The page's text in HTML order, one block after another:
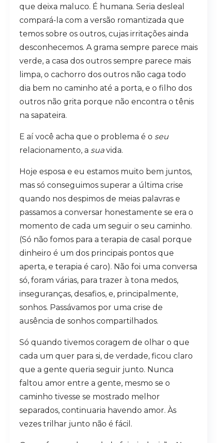
que deixa maluco. É humana. Seria desleal
compará-la com a versão romantizada que
temos sobre os outros, cujas irritações ainda
desconhecemos. A grama sempre parece mais
verde, a casa dos outros sempre parece mais
limpa, o cachorro dos outros não caga todo
dia bem no caminho até a porta, e o filho dos
outros não grita porque não encontra o tênis
na sapateira.
E aí você acha que o problema é o seu
relacionamento, a suavida.
Hoje esposa e eu estamos muito bem juntos,
mas só conseguimos superar a última crise
quando nos despimos de meias palavras e
passamos a conversar honestamente se era o
momento de cada um seguir o seu caminho.
(Só não fomos para a terapia de casal porque
dinheiro é um dos principais pontos que
aperta, e terapia é caro). Não foi uma conversa
só, foram várias, para trazer à tona medos,
inseguranças, desafios, e, principalmente,
sonhos. Passávamos por uma crise de
ausência de sonhos compartilhados.
Só quando tivemos coragem de olhar o que
cada um quer para si, de verdade, ficou claro
que a gente queria seguir junto. Nunca
faltou amor entre a gente, mesmo se o
caminho tivesse se mostrado melhor
separados, continuaria havendo amor. Às
vezes trilhar junto não é fácil.